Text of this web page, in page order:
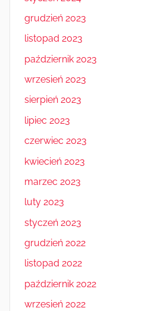
grudzień 2023
listopad 2023
październik 2023
wrzesień 2023
sierpień 2023
lipiec 2023
czerwiec 2023
kwiecień 2023
marzec 2023
luty 2023
styczeń 2023
grudzień 2022
listopad 2022
październik 2022
wrzesień 2022